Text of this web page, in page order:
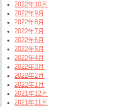
2022年10月
2022年9月
2022年8月
2022年7月
2022年6月
2022年5月
2022年4月
2022年3月
2022年2月
2022年1月
2021年12月
2021年11月